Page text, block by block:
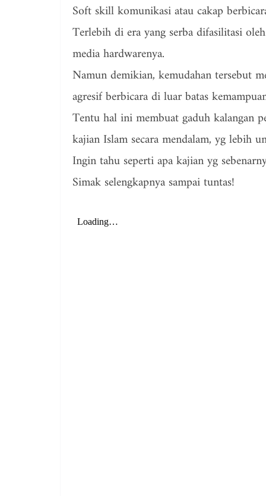
Soft skill komunikasi atau cakap
Terlebih di era yang serba difasilitasi
media hardwarenya.
Namun demikian, kemudahan tersebut
agresif berbicara di luar batas
Tentu hal ini membuat gaduh kalangan
kajian Islam secara mendalam, yg lebih
Ingin tahu seperti apa kajian yg
Simak selengkapnya sampai tuntas!